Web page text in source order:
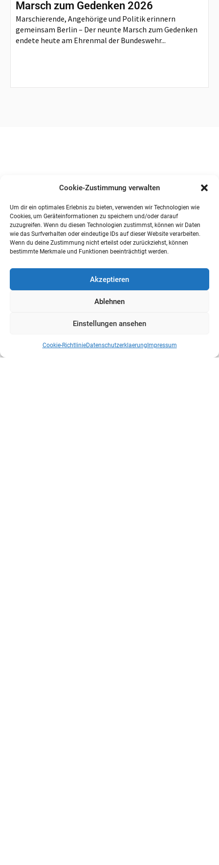
Cookie-Zustimmung verwalten
Um dir ein optimales Erlebnis zu bieten, verwenden wir Technologien wie
Cookies, um Geräteinformationen zu speichern und/oder darauf
zuzugreifen. Wenn du diesen Technologien zustimmst, können wir Daten
wie das Surfverhalten oder eindeutige IDs auf dieser Website verarbeiten.
Wenn du deine Zustimmung nicht erteilst oder zurückziehst, können
bestimmte Merkmale und Funktionen beeinträchtigt werden.
Akzeptieren
Ablehnen
Einstellungen ansehen
Cookie-RichtlinieDatenschutzerklaerung Impressum
Marsch zum Gedenken 2026
Marschierende, Angehörige und Politik erinnern
gemeinsam Berlin – Der neunte Marsch zum Gedenken
endete heute am Ehrenmal der Bundeswehr...